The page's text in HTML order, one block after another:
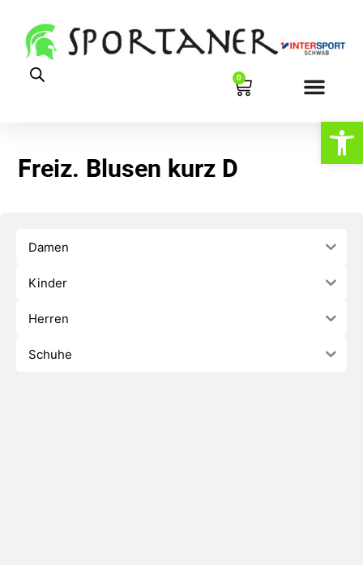
0
Freiz. Blusen kurz D
Damen
Kinder
Herren
Schuhe